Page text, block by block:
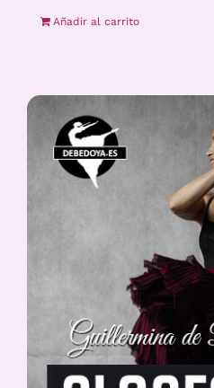
Añadir al carrito